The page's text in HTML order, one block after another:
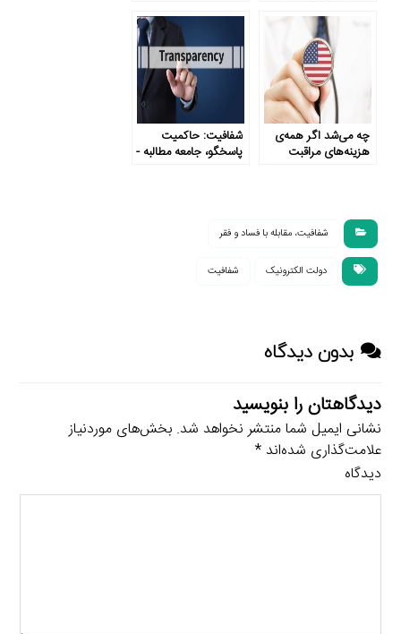
چه می‌شد اگر همه‌ی
هزینه‌های مراقبت
شفافیت: حاکمیت
پاسخگو، جامعه مطالبه ­
شفافیت، مقابله با فساد و فقر
دولت الکترونیک شفافیت
بدون دیدگاه
دیدگاهتان را بنویسید
نشانی ایمیل شما منتشر نخواهد شد. بخش‌های موردنیاز
علامت‌گذاری شده‌اند*
دیدگاه